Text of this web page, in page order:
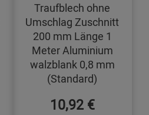
Traufblech ohne
Umschlag Zuschnitt
200 mm Länge 1
Meter Aluminium
walzblank 0,8 mm
(Standard)
10,92 €